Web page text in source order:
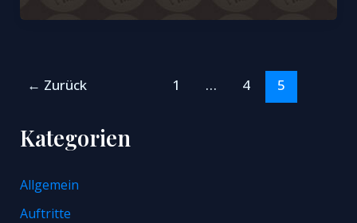
Seitennummerierung
← Zurück 1 … 4 5
Kategorien
Allgemein
Auftritte